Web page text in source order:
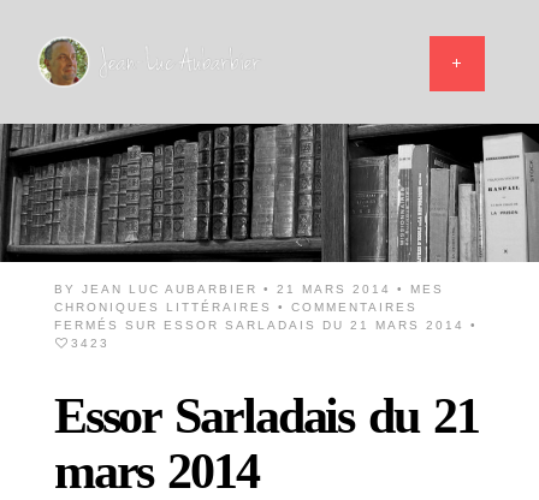
BY JEAN LUC AUBARBIER • 21 MARS 2014 •
MES
CHRONIQUES LITTÉRAIRES
• COMMENTAIRES
FERMÉS
SUR ESSOR SARLADAIS DU 21 MARS 2014
•
3423
Essor Sarladais du 21
mars 2014